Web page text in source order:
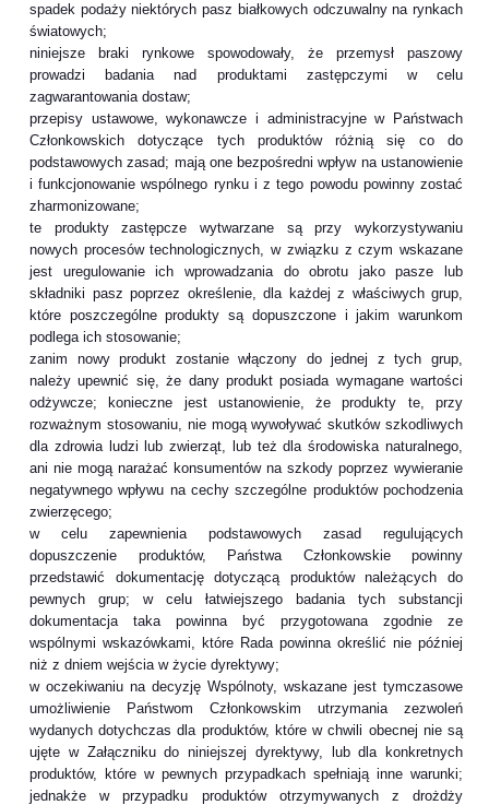
spadek podaży niektórych pasz białkowych odczuwalny na rynkach
światowych;
niniejsze braki rynkowe spowodowały, że przemysł paszowy
prowadzi badania nad produktami zastępczymi w celu
zagwarantowania dostaw;
przepisy ustawowe, wykonawcze i administracyjne w Państwach
Członkowskich dotyczące tych produktów różnią się co do
podstawowych zasad; mają one bezpośredni wpływ na ustanowienie
i funkcjonowanie wspólnego rynku i z tego powodu powinny zostać
zharmonizowane;
te produkty zastępcze wytwarzane są przy wykorzystywaniu
nowych procesów technologicznych, w związku z czym wskazane
jest uregulowanie ich wprowadzania do obrotu jako pasze lub
składniki pasz poprzez określenie, dla każdej z właściwych grup,
które poszczególne produkty są dopuszczone i jakim warunkom
podlega ich stosowanie;
zanim nowy produkt zostanie włączony do jednej z tych grup,
należy upewnić się, że dany produkt posiada wymagane wartości
odżywcze; konieczne jest ustanowienie, że produkty te, przy
rozważnym stosowaniu, nie mogą wywoływać skutków szkodliwych
dla zdrowia ludzi lub zwierząt, lub też dla środowiska naturalnego,
ani nie mogą narażać konsumentów na szkody poprzez wywieranie
negatywnego wpływu na cechy szczególne produktów pochodzenia
zwierzęcego;
w celu zapewnienia podstawowych zasad regulujących
dopuszczenie produktów, Państwa Członkowskie powinny
przedstawić dokumentację dotyczącą produktów należących do
pewnych grup; w celu łatwiejszego badania tych substancji
dokumentacja taka powinna być przygotowana zgodnie ze
wspólnymi wskazówkami, które Rada powinna określić nie później
niż z dniem wejścia w życie dyrektywy;
w oczekiwaniu na decyzję Wspólnoty, wskazane jest tymczasowe
umożliwienie Państwom Członkowskim utrzymania zezwoleń
wydanych dotychczas dla produktów, które w chwili obecnej nie są
ujęte w Załączniku do niniejszej dyrektywy, lub dla konkretnych
produktów, które w pewnych przypadkach spełniają inne warunki;
jednakże w przypadku produktów otrzymywanych z drożdży